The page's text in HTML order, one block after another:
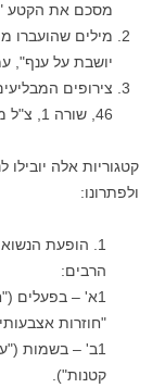
מסכם את הקטע
מילים שהועברו
יושבת על ענף", עמ' 48, שורה 2, צ"ל "יושבת על ענף
צירופים
46, שורה 1, צ"ל מילת קישור בין "אני" ל"לנשק").
קטגוריות אלה
ולפתרונו:
1. הופעת
הרבים:
"חוזרות
קטנות").